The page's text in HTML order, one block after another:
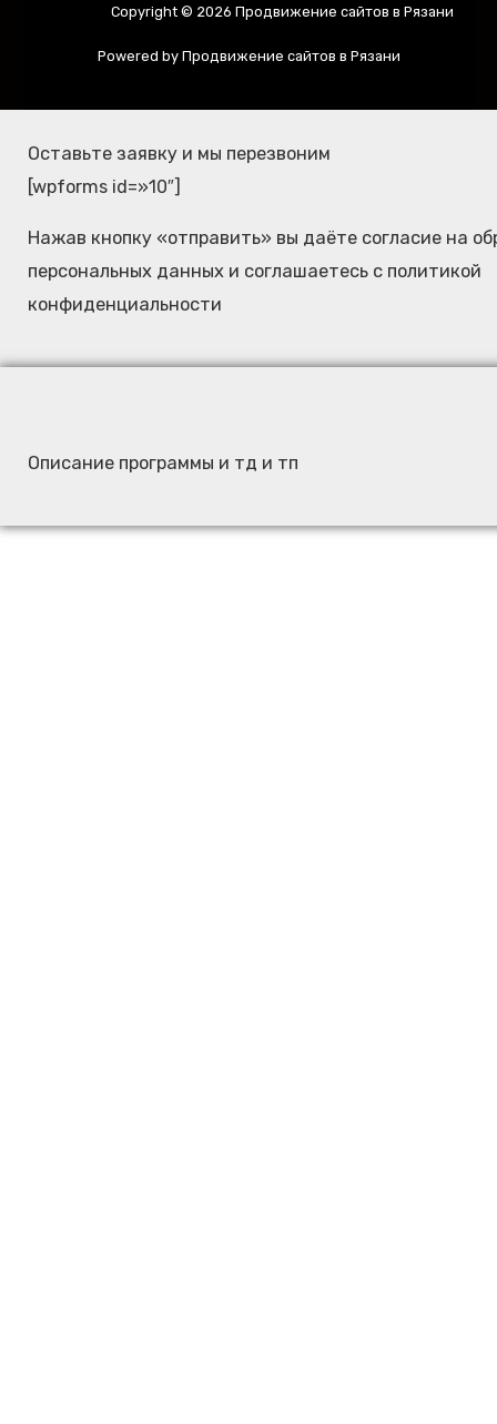
Copyright © 2026 Продвижение сайтов в Рязани
Powered by Продвижение сайтов в Рязани
Оставьте заявку и мы перезвоним
[wpforms id=»10″]
Нажав кнопку «отправить» вы даёте согласие на
персональных данных и соглашаетесь c политикой
конфиденциальности
Описание программы и тд и тп